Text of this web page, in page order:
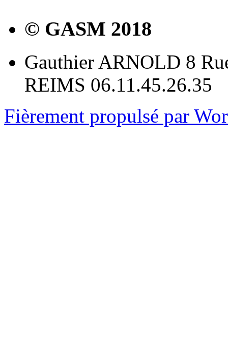
© GASM 2018
Gauthier ARNOLD 8
REIMS 06.11.45.26.35
Fièrement propulsé par